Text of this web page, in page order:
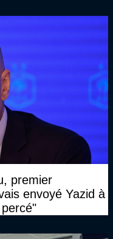
premier
envoyé Yazid à
percé"